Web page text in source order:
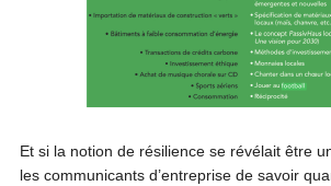
Et si la notion de résilience se révélait être
les communicants d’entreprise de savoir